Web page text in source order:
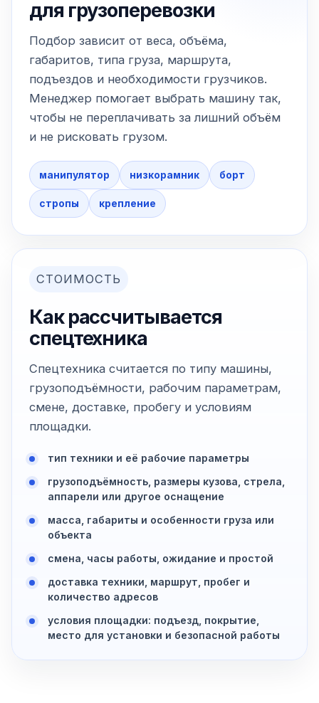
для грузоперевозки
Подбор зависит от веса, объёма,
габаритов, типа груза, маршрута,
подъездов и необходимости грузчиков.
Менеджер помогает выбрать машину так,
чтобы не переплачивать за лишний объём
и не рисковать грузом.
манипулятор низкорамник борт
стропы крепление
СТОИМОСТЬ
Как рассчитывается
спецтехника
Спецтехника считается по типу машины,
грузоподъёмности, рабочим параметрам,
смене, доставке, пробегу и условиям
площадки.
тип техники и её рабочие параметры
грузоподъёмность, размеры кузова, стрела,
аппарели или другое оснащение
масса, габариты и особенности груза или
объекта
смена, часы работы, ожидание и простой
доставка техники, маршрут, пробег и
количество адресов
условия площадки: подъезд, покрытие,
место для установки и безопасной работы